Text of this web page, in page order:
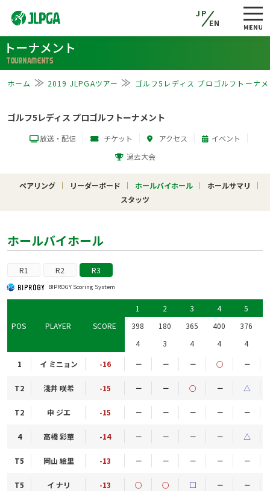
JP
EN
トーナメント
TOURNAMENTS
ホーム 2019 JLPGAツアー ゴルフ5レディス プロゴルフトーナ
ゴルフ5レディス プロゴルフトーナメント
放送・配信 チケット アクセス
イベント
過去大会
ペアリング リーダーボード ホールバイホール
ホールサマリ
スタッツ
ホールバイホール
R1 R2 R3
BIPROGY Scoring System
POS PLAYER SCORE
1 2 3 4
5
398
180 365 400 376
4
3 4 4
4
1
イ ミニョン -16 － － － ○ －
T2 淺井 咲希 -15 － － ○ － △
T2 申 ジエ -15 － － － － －
4 高橋 彩華 -14 － － － － △
T5 岡山 絵里 -13 － － － － －
T5 イ ナリ -13 ○ ○ □ － －